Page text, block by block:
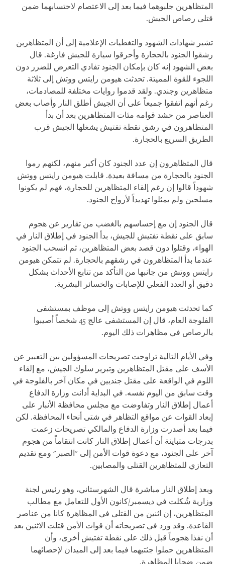
المتظاهرين جلبوهما فيما بعد إلى الاعتصام لاحتسابهما ضمن
قتلى رصاص الجيش.
تشير شهادات الشهود والتغطيات الإعلامية إلى أن المتظاهرين
رشقوا الجنود بالحجارة وأحرقوا سيارة للجيش فارغة. قال
بعض الشهود إنه كان بإمكان الجنود تفادي التعرض للضرر دون
اللجوء للقوة المميتة. تحدثت هيومن رايتس ووتش إلى ثلاثة
متظاهرين وجندي. ولقد قدموا روايات مختلفة للمصادمات،
رغم أنهم اتفقوا جميعاً على أن الجيش أطلق النار وأصاب بعض
العناصر من حشد قوامه مئات المتظاهرين بعد أن بدأ
المتظاهرون في رشق نقطة تفتيش يشغلها الجيش قرب
الطريق السريع بالحجارة.
قال المتظاهرون إن عدد الجنود كان أكبر منهم، لكنهم رموا
الجنود بالحجارة من مسافة بعيدة. قابلت هيومن رايتس ووتش
شهوداً قالوا إن رغم إلقاء المتظاهرين للحجارة، فهم لم يكونوا
مسلحين ولم يمثلوا تهديداً لأرواح الجنود.
قال الجنود إن مع إحساسهم بالغضب من تقارير عن هجوم
سابق على نقطة تفتيش للجيش، بدأ الجنود في إطلاق النار في
الهواء، وقتلوا دون قصد بعض المتظاهرين، ثم انسحب الجنود
عندما بدأ المتظاهرون في رشقهم بالحجارة. لم تتمكن هيومن
رايتس ووتش من جانبها من التأكد من تتابع الأحداث بشكل
دقيق أو العدد الفعلي للإصابات والخسائر البشرية.
كما تحدثت هيومن رايتس ووتش إلى موظف بمستشفى
الفلوجة العام، قال إن المستشفى عالج 45 شخصاً أصيبوا
بالرصاص في مظاهرات ذلك اليوم.
وفي الأيام التالية تراوحت تصريحات المسؤولين بين التعبير عن
الأسف على مقتل المتظاهرين وتبرير سلوك الجيش، مع إلقاء
اللوم في الواقعة على مقتل جنديين في مكان آخر بالفلوجة في
وقت سابق من اليوم نفسه. في البداية أدانت وزارة الدفاع
أعمال إطلاق النار وتفاوضت مع مجلس محافظة الأنبار على
إبعاد القوات عن مواقع التظاهر في شتى أنحاء المحافظة. لكن
فيما بعد أصدرت وزارة الدفاع والمالكي تصريحات زعمت
بدرجات متباينة أن أعمال إطلاق النار كانت انتقاماً من هجوم
آخر على الجنود، مع دعوة قوات الأمن إلى "الصبر" ومع تقديم
التعازي للمتظاهرين القتلى والمصابين.
وبعد إطلاق النار مباشرة قال الشهرستاني، وهو رئيس لجنة
وزارية شُكلت في ديسمبر/كانون الأول للتعامل مع مطالب
المتظاهرين، إن اثنين من القتلى في المظاهرة كانا من عناصر
القاعدة. وقد ورد في تصريحاته أن قوات الأمن قتلت الاثنين بعد
أن نفذا هجوماً قبل ذلك على نقطة تفتيش أخرى، وأن
المتظاهرين حملوا جثتيهما فيما بعد إلى الميدان لإحصائهما